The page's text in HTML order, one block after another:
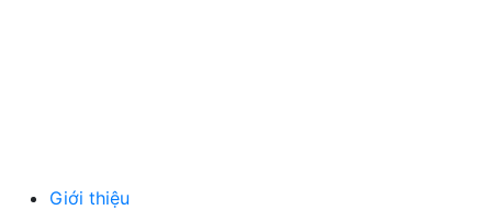
Giới thiệu